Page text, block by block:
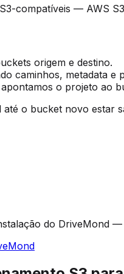
compatíveis — AWS
origem e destino.
caminhos, metadata e
o projeto ao
o bucket novo estar
do DriveMond